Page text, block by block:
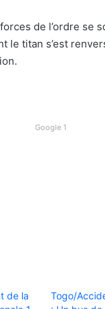
de l’ordre se
le titan s’est
Google 1
de la
Togo/